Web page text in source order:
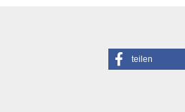
teilen